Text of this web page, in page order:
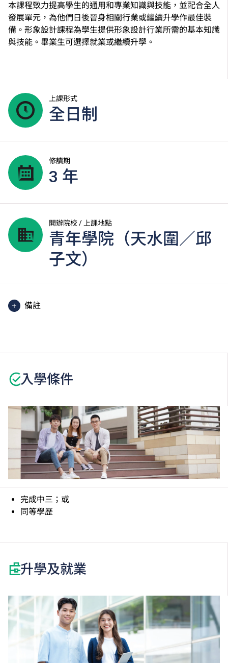
本課程致力提高學生的通用和專業知識與技能，並配合全人
發展單元，為他們日後晉身相關行業或繼續升學作最佳裝
備。形象設計課程為學生提供形象設計行業所需的基本知識
與技能。畢業生可選擇就業或繼續升學。
上課形式
全日制
修讀期
3 年
開辦院校 / 上課地點
青年學院（天水圍／邱
子文）
備註
何課程、修正課程名稱、內容或更改開辦課程的院校／
入學條件
完成中三；或
同等學歷
升學及就業